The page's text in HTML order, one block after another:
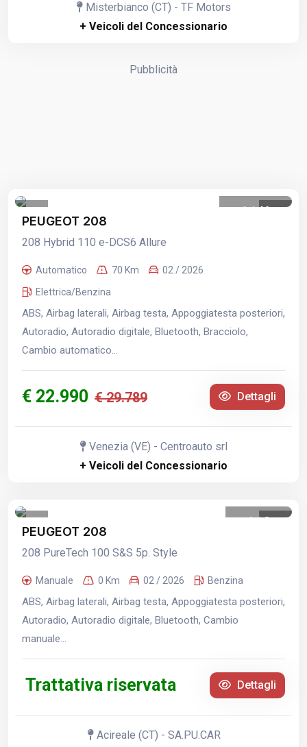
Misterbianco (CT) - TF Motors
+ Veicoli del Concessionario
Pubblicità
1 /46
PEUGEOT 208
208 Hybrid 110 e-DCS6 Allure
Automatico 70 Km
02 / 2026
Elettrica/Benzina
ABS, Airbag laterali, Airbag testa, Appoggiatesta posteriori,
Autoradio, Autoradio digitale, Bluetooth, Bracciolo,
Cambio automatico...
€ 22.990 € 29.789 Dettagli
Venezia (VE) - Centroauto srl
+ Veicoli del Concessionario
1 /8
PEUGEOT 208
208 PureTech 100 S&S 5p. Style
Manuale 0 Km 02 / 2026 Benzina
ABS, Airbag laterali, Airbag testa, Appoggiatesta posteriori,
Autoradio, Autoradio digitale, Bluetooth, Cambio
manuale...
Trattativa riservata Dettagli
Acireale (CT) - SA.PU.CAR